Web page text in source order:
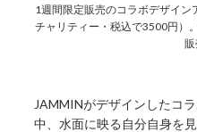
1週間限定販売のコラボデザイ
チャリティー・税込で3500円）
販
JAMMINがデザインしたコ
中、水面に映る自分自身を